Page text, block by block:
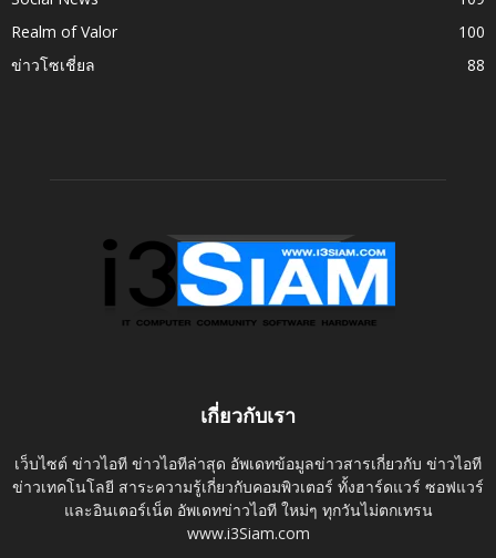
Realm of Valor
100
ข่าวโซเชี่ยล
88
เกี่ยวกับเรา
เว็บไซต์ ข่าวไอที ข่าวไอทีล่าสุด อัพเดทข้อมูลข่าวสารเกี่ยวกับ ข่าวไอที
ข่าวเทคโนโลยี สาระความรู้เกี่ยวกับคอมพิวเตอร์ ทั้งฮาร์ดแวร์ ซอฟแวร์
และอินเตอร์เน็ต อัพเดทข่าวไอที ใหม่ๆ ทุกวันไม่ตกเทรน
www.i3Siam.com